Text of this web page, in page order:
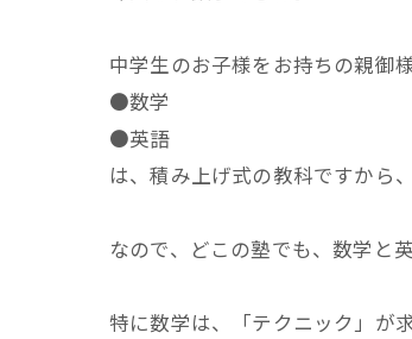
中学生のお子様をお持ちの親御
●数学
●英語
は、積み上げ式の教科ですから
なので、どこの塾でも、数学と
特に数学は、「テクニック」が